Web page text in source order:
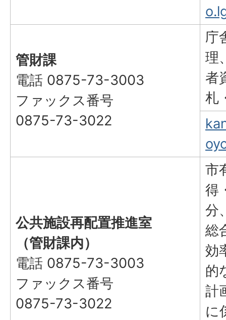
管財課
電話 0875-73-3003
ファックス番号
0875-73-3022
庁
理
者
札
公共施設再配置推進室
（管財課内）
電話 0875-73-3003
ファックス番号
0875-73-3022
市
得
分
総
効
的
計
に